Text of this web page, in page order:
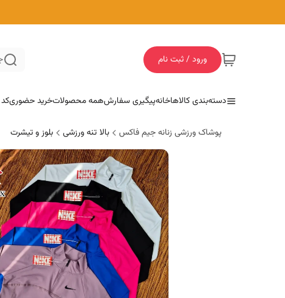
ورود / ثبت نام
دسته‌بندی کالاهاخانهپیگیری سفارشهمه محصولاتخرید حضوری
پوشاک ورزشی زنانه جیم فاکس بالا تنه ورزشی بلوز و تیشرت